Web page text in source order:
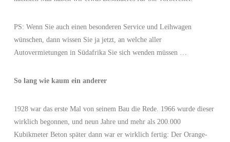
PS: Wenn Sie auch einen besonderen Service und Leihwagen
wünschen, dann wissen Sie ja jetzt, an welche aller
Autovermietungen in Südafrika Sie sich wenden müssen …
So lang wie kaum ein anderer
1928 war das erste Mal von seinem Bau die Rede. 1966 wurde dieser
wirklich begonnen, und neun Jahre und mehr als 200.000
Kubikmeter Beton später dann war er wirklich fertig: Der Orange-